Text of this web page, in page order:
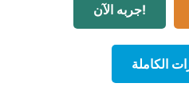
جربه الآن!
الكاملة